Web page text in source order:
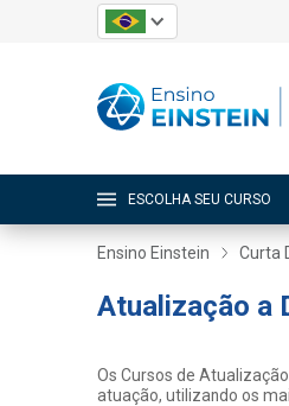
ESCOLHA SEU CURSO
Ensino Einstein Curta
Atualização a
Os Cursos de
atuação, utilizando os